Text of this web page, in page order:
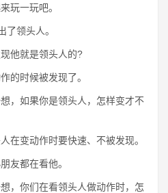
一玩吧。
领头人。
他就是领头人的?
时候被发现了。
如果你是领头人，怎样变才不
变动作时要快速、不被发现。
都在看他。
你们在看领头人做动作时，怎